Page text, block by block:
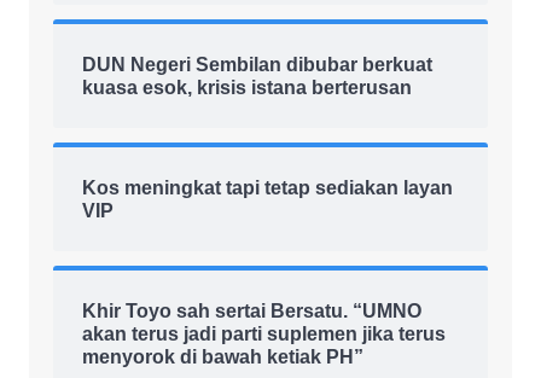
DUN Negeri Sembilan dibubar berkuat
kuasa esok, krisis istana berterusan
Kos meningkat tapi tetap sediakan layan
VIP
Khir Toyo sah sertai Bersatu. “UMNO
akan terus jadi parti suplemen jika terus
menyorok di bawah ketiak PH”